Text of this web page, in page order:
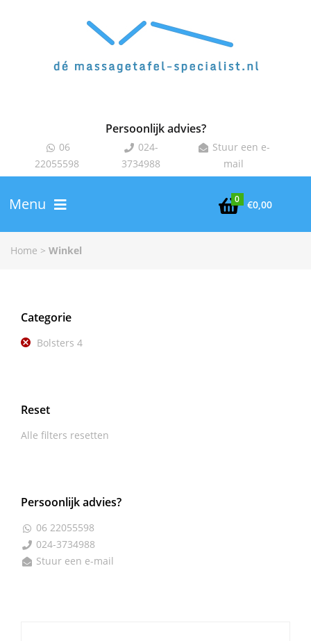
Persoonlijk advies?
 06
22055598
 024-
3734988
 Stuur een e-
mail

0 €0,00
Menu
Home > Winkel
Categorie
Bolsters 4
Reset
Alle filters resetten
Persoonlijk advies?
 06 22055598
 024-3734988
 Stuur een e-mail